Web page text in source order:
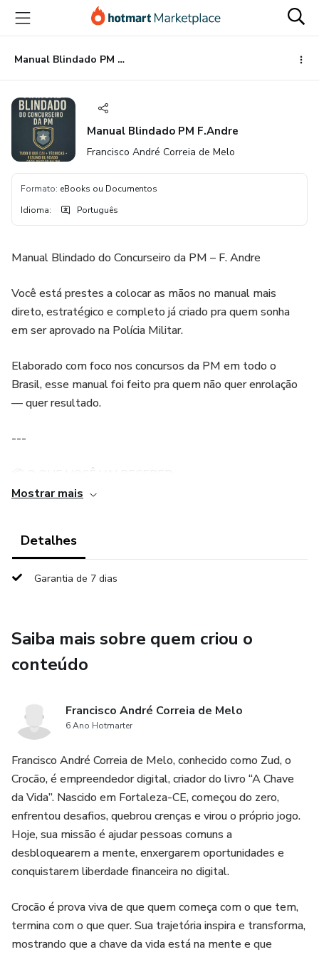
para
conteúdo
principal
para
pagamento
para
rodapé
Manual Blindado PM F.Andre
Manual Blindado PM F.Andre
Francisco André Correia de Melo
Formato: eBooks ou Documentos
Idioma: Português
Manual Blindado do Concurseiro da PM – F. Andre
Você está prestes a colocar as mãos no manual mais
direto, estratégico e completo já criado pra quem sonha
em ser aprovado na Polícia Militar.
Elaborado com foco nos concursos da PM em todo o
Brasil, esse manual foi feito pra quem não quer enrolação
— quer resultado.
---
✅ Frases motivacionais estratégicas entre os tópicos
✅ Checklist de preparação blindada
✅ Depoimentos reais de quem já venceu
✅ Brinde secreto: prévia do próximo manual avançado
---
⚙️ TUDO OTIMIZADO PRA:
Quem estuda do zero
Quem está cansado de PDFs confusos e quer um guia
direto ao ponto
Mostrar mais
Detalhes
Garantia de 7 dias
Saiba mais sobre quem criou o
conteúdo
Francisco André Correia de Melo
6 Ano Hotmarter
Francisco André Correia de Melo, conhecido como Zud, o
Crocão, é empreendedor digital, criador do livro “A Chave
da Vida”. Nascido em Fortaleza-CE, começou do zero,
enfrentou desafios, quebrou crenças e virou o próprio jogo.
Hoje, sua missão é ajudar pessoas comuns a
desbloquearem a mente, enxergarem oportunidades e
conquistarem liberdade financeira no digital.
Crocão é prova viva de que quem começa com o que tem,
termina com o que quer. Sua trajetória inspira e transforma,
mostrando que a chave da vida está na mente e que